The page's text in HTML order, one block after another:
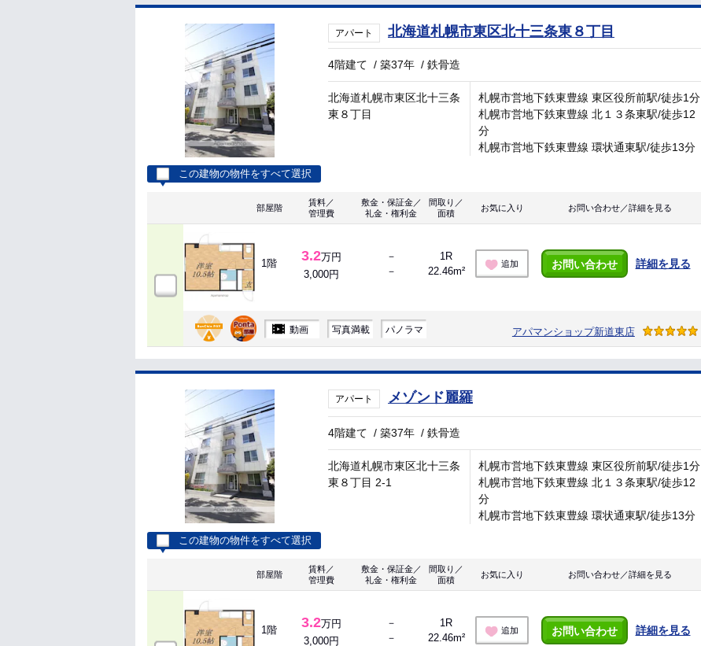
アパート 北海道札幌市東区北十三条東８丁目
4階建て /築37年 /鉄骨造
北海道札幌市東区北十三条
東８丁目
札幌市営地下鉄東豊線 東区役所前駅/徒歩1分
札幌市営地下鉄東豊線 北１３条東駅/徒歩12
分
札幌市営地下鉄東豊線 環状通東駅/徒歩13分
この建物の物件をすべて選択
部屋階
賃料／
管理費
敷金・保証金／
礼金・権利金
間取り／
面積
お気に入り お問い合わせ／詳細を見る
1階 3.2万円
3,000円
－
－
1R
22.46m²
追加 お問い合わせ 詳細を見る
動画 写真満載 パノラマ アパマンショップ新道東店
アパート メゾンド麗羅
4階建て /築37年 /鉄骨造
北海道札幌市東区北十三条
東８丁目 2-1
札幌市営地下鉄東豊線 東区役所前駅/徒歩1分
札幌市営地下鉄東豊線 北１３条東駅/徒歩12
分
札幌市営地下鉄東豊線 環状通東駅/徒歩13分
この建物の物件をすべて選択
部屋階
賃料／
管理費
敷金・保証金／
礼金・権利金
間取り／
面積
お気に入り お問い合わせ／詳細を見る
1階 3.2万円
3,000円
－
－
1R
22.46m²
追加 お問い合わせ 詳細を見る